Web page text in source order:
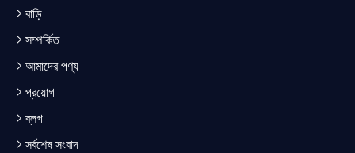
বাড়ি
সম্পর্কিত
আমাদের পণ্য
প্রয়োগ
ব্লগ
সর্বশেষ সংবাদ